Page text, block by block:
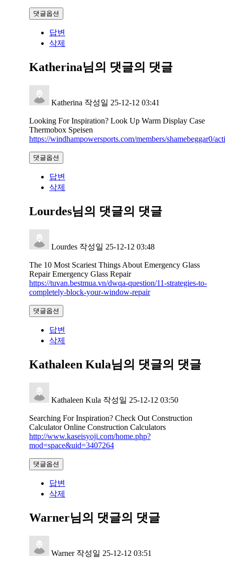
댓글옵션
답변
삭제
Katherina님의 댓글의 댓글
Katherina 작성일 25-12-12 03:41
Looking For Inspiration? Look Up Warm Display Case
Thermobox Speisen
https://windhampowersports.com/members/shamebeggar0/
댓글옵션
답변
삭제
Lourdes님의 댓글의 댓글
Lourdes 작성일 25-12-12 03:48
The 10 Most Scariest Things About Emergency Glass
Repair Emergency Glass Repair
https://tuvan.bestmua.vn/dwqa-question/11-strategies-to-
completely-block-your-window-repair
댓글옵션
답변
삭제
Kathaleen Kula님의 댓글의 댓글
Kathaleen Kula 작성일 25-12-12 03:50
Searching For Inspiration? Check Out Construction
Calculator Online Construction Calculators
http://www.kaseisyoji.com/home.php?
mod=space&uid=3407264
댓글옵션
답변
삭제
Warner님의 댓글의 댓글
Warner 작성일 25-12-12 03:51